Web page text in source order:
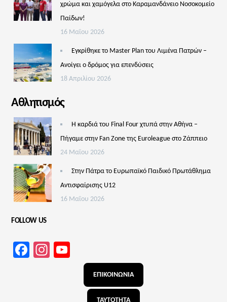
χρώμα και χαμόγελα στο Καραμανδάνειο Νοσοκομείο
Παίδων!
16 Μαΐου 2026
Εγκρίθηκε το Master Plan του Λιμένα Πατρών –
Aνοίγει ο δρόμος για επενδύσεις
18 Απριλίου 2026
Αθλητισμός
Η καρδιά του Final Four χτυπά στην Αθήνα –
Πήγαμε στην Fan Zone της Euroleague στο Ζάππειο
24 Μαΐου 2026
Στην Πάτρα το Ευρωπαϊκό Παιδικό Πρωτάθλημα
Αντισφαίρισης U12
16 Μαΐου 2026
FOLLOW US
Facebook
Instagram
Channel
ΕΠΙΚΟΙΝΩΝΙΑ
ΤΑΥΤΟΤΗΤΑ